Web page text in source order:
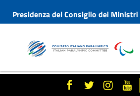
Presidenza del Consiglio dei Ministri